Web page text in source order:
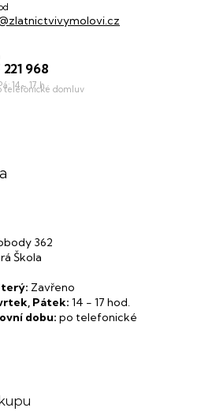
968
362
Škola
Zavřeno
Pátek: 14 - 17 hod.
dobu: po telefonické